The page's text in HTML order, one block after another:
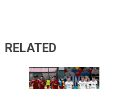
RELATED